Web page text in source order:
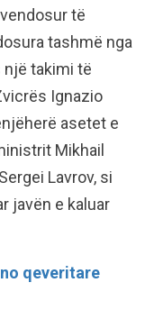
të
tashmë nga
një takimi të
Ignazio
asetet e
Mikhail
Lavrov, si
javën e kaluar
qeveritare